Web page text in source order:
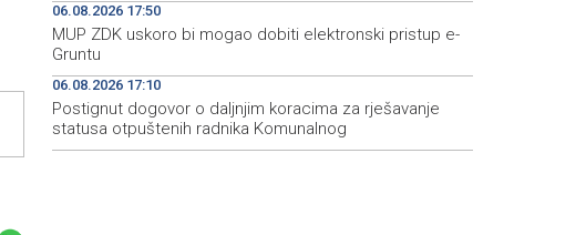
06.08.2026 17:50
MUP ZDK uskoro bi mogao dobiti elektronski pristup e-
Gruntu
06.08.2026 17:10
Postignut dogovor o daljnjim koracima za rješavanje
statusa otpuštenih radnika Komunalnog